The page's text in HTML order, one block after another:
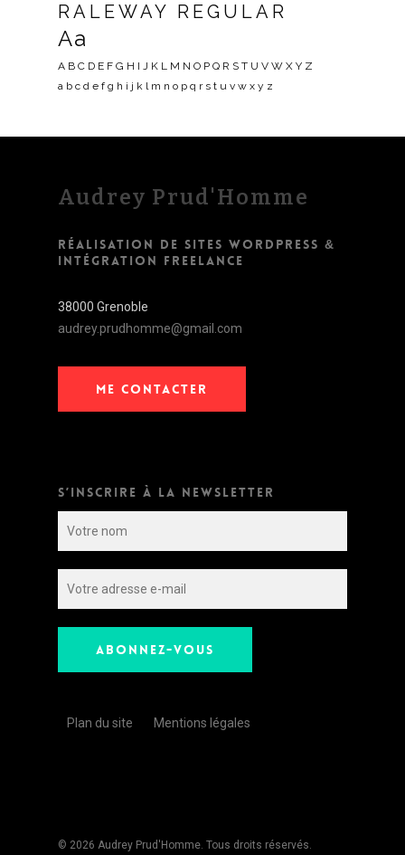
RALEWAY REGULAR
Aa
A B C D E F G H I J K L M N O P Q R S T U V W X Y Z
a b c d e f g h i j k l m n o p q r s t u v w x y z
Audrey Prud'Homme
RÉALISATION DE SITES WORDPRESS &
INTÉGRATION FREELANCE
38000 Grenoble
audrey.prudhomme@gmail.com
ME CONTACTER
S’INSCRIRE À LA NEWSLETTER
Plan du site Mentions légales
© 2026 Audrey Prud'Homme. Tous droits réservés.